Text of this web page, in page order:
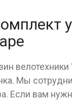
Мы
Если вам